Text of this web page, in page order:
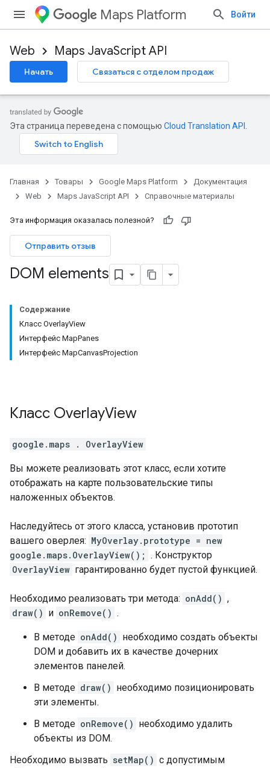
Maps Platform Войти
Web Maps JavaScript API
Начать Связаться с отделом продаж
Эта страница переведена с помощью Cloud Translation API
Главная Товары Google Maps Platform
Документация
Web
Maps JavaScript API Справочные материалы
Эта информация оказалась полезной?
Отправить отзыв
DOM elements
Содержание
Класс OverlayView
Интерфейс MapPanes
Интерфейс MapCanvasProjection
Класс OverlayView
google.maps . OverlayView
Вы можете реализовать этот класс, если хотите
отображать на карте пользовательские типы
наложенных объектов.
Наследуйтесь от этого класса, установив прототип
вашего оверлея: MyOverlay.prototype = new
google.maps.OverlayView(); . Конструктор
OverlayView гарантированно будет пустой функцией.
Необходимо реализовать три метода: onAdd() ,
draw() и onRemove() .
В методе onAdd() необходимо создать объекты
DOM и добавить их в качестве дочерних
элементов панелей.
В методе draw() необходимо позиционировать
эти элементы.
В методе onRemove() необходимо удалить
объекты из DOM.
Необходимо вызвать setMap() с допустимым